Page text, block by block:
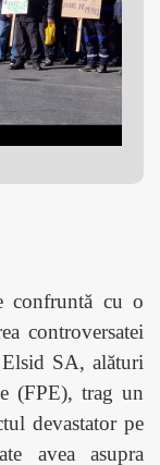
confruntă cu o
controversatei
SA, alături
(FPE), trag un
devastator pe
avea asupra